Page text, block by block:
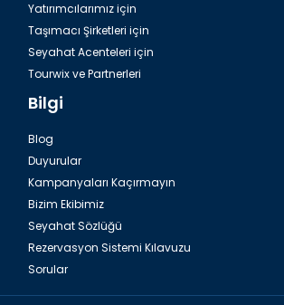
Antalya Havalimanı Belek Transfer
Yatırımcılarımız için
Taşımacı Şirketleri için
Seyahat Acenteleri için
Tourwix ve Partnerleri
Bilgi
Blog
Duyurular
Kampanyaları Kaçırmayın
Bizim Ekibimiz
Seyahat Sözlüğü
Rezervasyon Sistemi Kılavuzu
Sorular